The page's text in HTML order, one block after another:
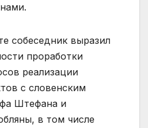
собеседник выразил
проработки
реализации
с словенским
Штефана и
в том числе